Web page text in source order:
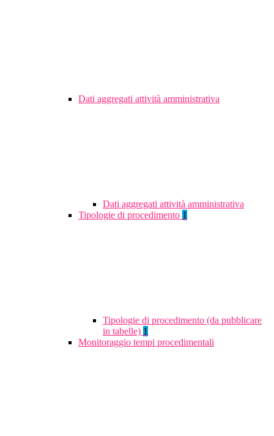
Dati aggregati attività amministrativa
Dati aggregati attività amministrativa
Tipologie di procedimento 1
Tipologie di procedimento (da pubblicare
in tabelle) 1
Monitoraggio tempi procedimentali